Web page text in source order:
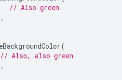
// Also green
(
// Also, also green